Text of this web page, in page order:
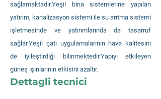
sağlamaktadır.Yeşil bina sistemlerine yapılan
yatırım, kanalizasyon sistemi ile su arıtma sistemi
işletmesinde ve yatırımlarında da tasarruf
sağlar.Yeşil çatı uygulamalarının hava kalitesini
de iyileştirdiği bilinmektedir.Yapıyı etkileyen
güneş ışınlarının etkisini azaltır.
Dettagli tecnici